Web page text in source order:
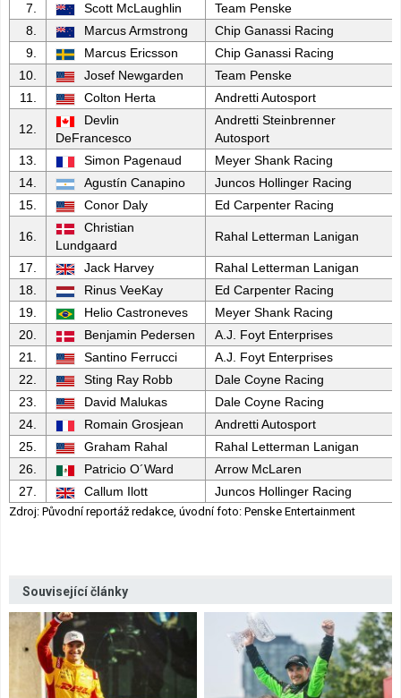
7.
Scott McLaughlin
Team Penske
8.
Marcus Armstrong
Chip Ganassi Racing
9.
Marcus Ericsson
Chip Ganassi Racing
10.
Josef Newgarden
Team Penske
11.
Colton Herta Andretti Autosport
12.
Devlin
DeFrancesco
Andretti Steinbrenner
Autosport
13.
Simon Pagenaud
Meyer Shank Racing
14.
Agustín Canapino
Juncos Hollinger Racing
15.
Conor Daly Ed Carpenter Racing
16.
Christian
Lundgaard
Rahal Letterman Lanigan
17. Jack Harvey
Rahal Letterman Lanigan
18.
Rinus VeeKay
Ed Carpenter Racing
19.
Helio Castroneves
Meyer Shank Racing
20.
Benjamin Pedersen
A.J. Foyt Enterprises
21.
Santino Ferrucci
A.J. Foyt Enterprises
22.
Sting Ray Robb
Dale Coyne Racing
23.
David Malukas
Dale Coyne Racing
24.
Romain Grosjean
Andretti Autosport
25.
Graham Rahal
Rahal Letterman Lanigan
26.
Patricio O´Ward
Arrow McLaren
27.
Callum Ilott Juncos Hollinger Racing
Zdroj: Původní reportáž redakce, úvodní foto: Penske Entertainment
Související články